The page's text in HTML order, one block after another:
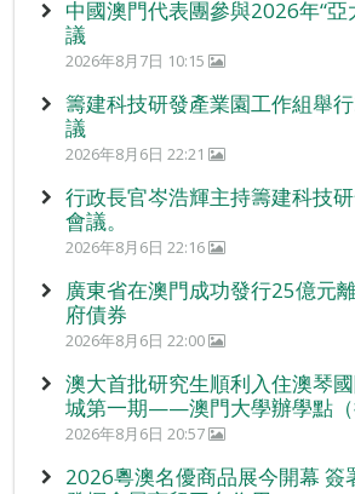
中國澳門代表團參與2026年“亞
議
2026年8月7日 10:15
籌建科技研發產業園工作組舉
議
2026年8月6日 22:21
行政長官岑浩輝主持籌建科技
會議。
2026年8月6日 22:16
廣東省在澳門成功發行25億元
府債券
2026年8月6日 22:00
澳大首批研究生順利入住澳琴國
城第一期——澳門大學辦學點（
2026年8月6日 20:57
2026粵澳名優商品展今開幕 簽